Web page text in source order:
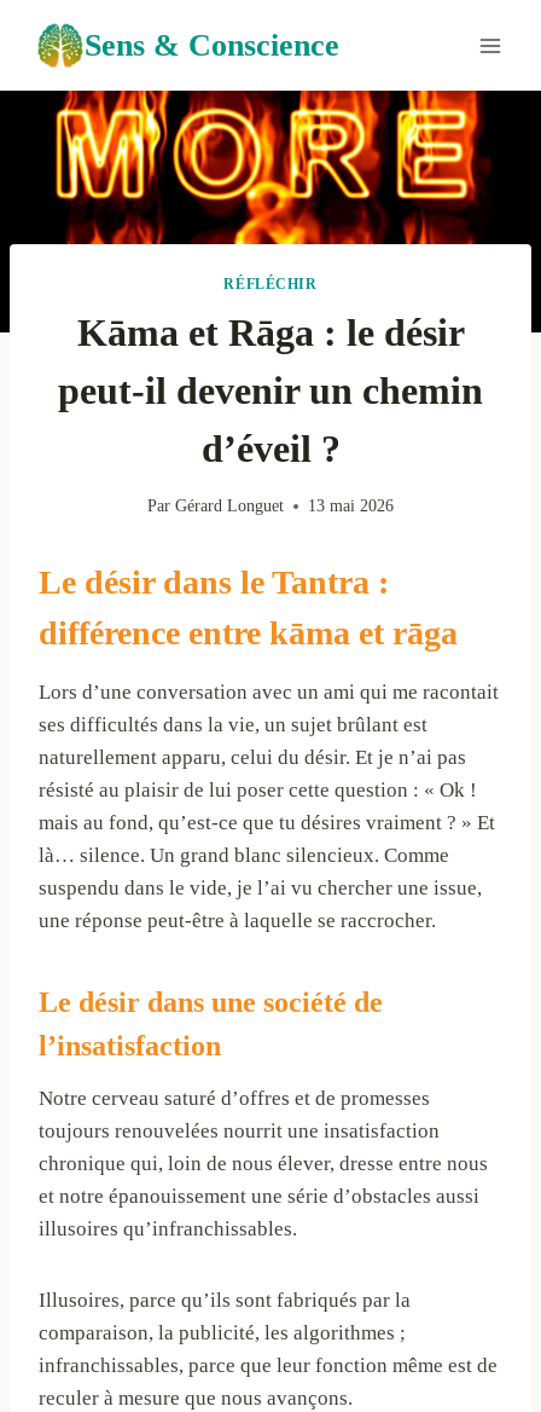
Sens & Conscience
RÉFLÉCHIR
Kāma et Rāga : le désir
peut-il devenir un chemin
d’éveil ?
Par Gérard Longuet 13 mai 2026
Le désir dans le Tantra :
différence entre kāma et rāga
Lors d’une conversation avec un ami qui me racontait
ses difficultés dans la vie, un sujet brûlant est
naturellement apparu, celui du désir. Et je n’ai pas
résisté au plaisir de lui poser cette question : « Ok !
mais au fond, qu’est-ce que tu désires vraiment ? » Et
là… silence. Un grand blanc silencieux. Comme
suspendu dans le vide, je l’ai vu chercher une issue,
une réponse peut-être à laquelle se raccrocher.
Le désir dans une société de
l’insatisfaction
Notre cerveau saturé d’offres et de promesses
toujours renouvelées nourrit une insatisfaction
chronique qui, loin de nous élever, dresse entre nous
et notre épanouissement une série d’obstacles aussi
illusoires qu’infranchissables.
Illusoires, parce qu’ils sont fabriqués par la
comparaison, la publicité, les algorithmes ;
infranchissables, parce que leur fonction même est de
reculer à mesure que nous avançons.